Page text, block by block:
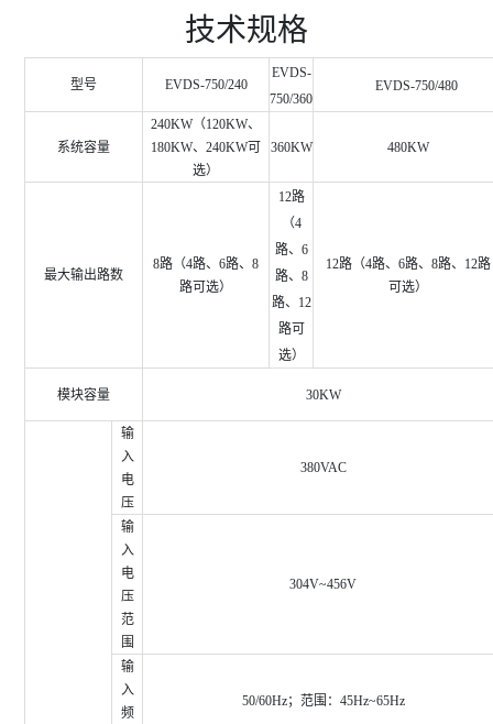
技术规格
型号 EVDS-750/240
EVDS-
750/360
EVDS-750/480
系统容量
240KW（120KW、
180KW、240KW可
选）
360KW 480KW
最大输出路数
8路（4路、6路、8
路可选）
12路
（4
路、6
路、8
路、12
路可
选）
12路（4路、6路、8路、12路
可选）
模块容量 30KW
输
入
电
压
380VAC
输
入
电
压
范
围
304V~456V
输
入
频
50/60Hz；范围：45Hz~65Hz